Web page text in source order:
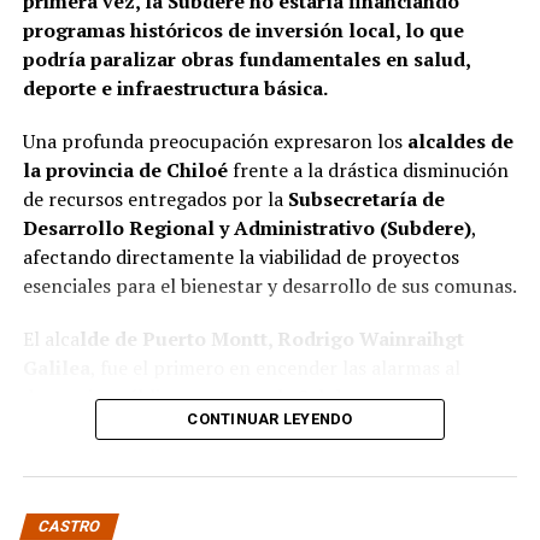
responsabilidades administrativas correspondientes.
programas históricos de inversión local, lo que
podría paralizar obras fundamentales en salud,
deporte e infraestructura básica.
Una profunda preocupación expresaron los alcaldes de
la provincia de Chiloéfrente a la drástica disminución
de recursos entregados por la Subsecretaría de
Desarrollo Regional y Administrativo (Subdere),
afectando directamente la viabilidad de proyectos
esenciales para el bienestar y desarrollo de sus comunas.
El alca lde de Puerto Montt, Rodrigo Wainraihgt
denunciar públicamente que la Subdere no cuenta con
fondos para financiar iniciativas del Programa de
Mejoramiento de Barrios (PMB), a pesar de que muchas
ya estaban declaradas elegibles.
CONTINUAR LEYENDO
CASTRO